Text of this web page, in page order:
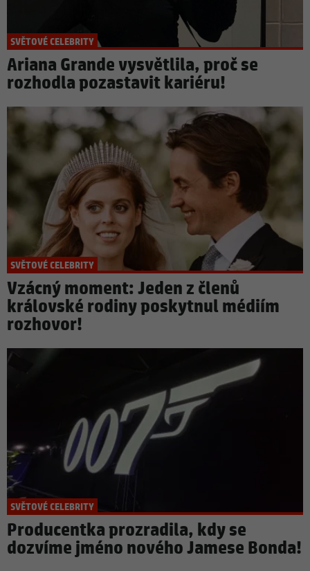
SVĚTOVÉ CELEBRITY
Ariana Grande vysvětlila, proč se
rozhodla pozastavit kariéru!
SVĚTOVÉ CELEBRITY
Vzácný moment: Jeden z členů
královské rodiny poskytnul médiím
rozhovor!
SVĚTOVÉ CELEBRITY
Producentka prozradila, kdy se
dozvíme jméno nového Jamese Bonda!